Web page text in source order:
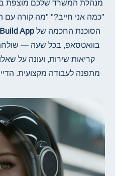
מנהלת המשרד שלכם מוצפת
"כמה אני חייב?" "מה קורה
הסוכנת החכמה שלBuild App
בוואטסאפ, בכל שעה —
קריאות שירות, ועונה על
מתפנה לעבודה מקצועית.